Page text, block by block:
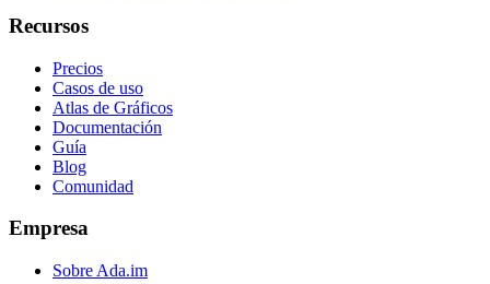
Recursos
Precios
Casos de uso
Atlas de Gráficos
Documentación
Guía
Blog
Comunidad
Empresa
Sobre Ada.im